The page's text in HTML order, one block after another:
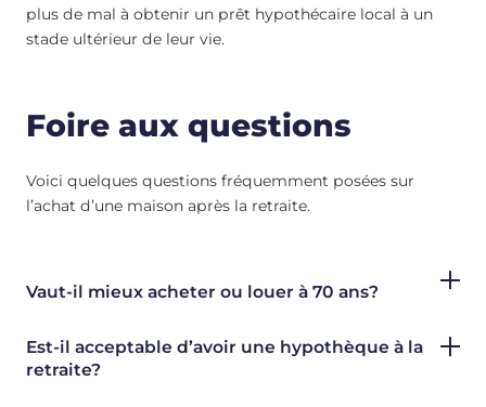
plus de mal à obtenir un prêt hypothécaire local à un
stade ultérieur de leur vie.
Foire aux questions
Voici quelques questions fréquemment posées sur
l’achat d’une maison après la retraite.
Vaut-il mieux acheter ou louer à 70 ans?
Est-il acceptable d’avoir une hypothèque à la
retraite?